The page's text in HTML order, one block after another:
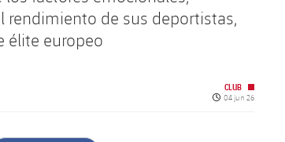
rendimiento de sus deportistas,
élite europeo
CLUB
Fecha de
04 jun 26